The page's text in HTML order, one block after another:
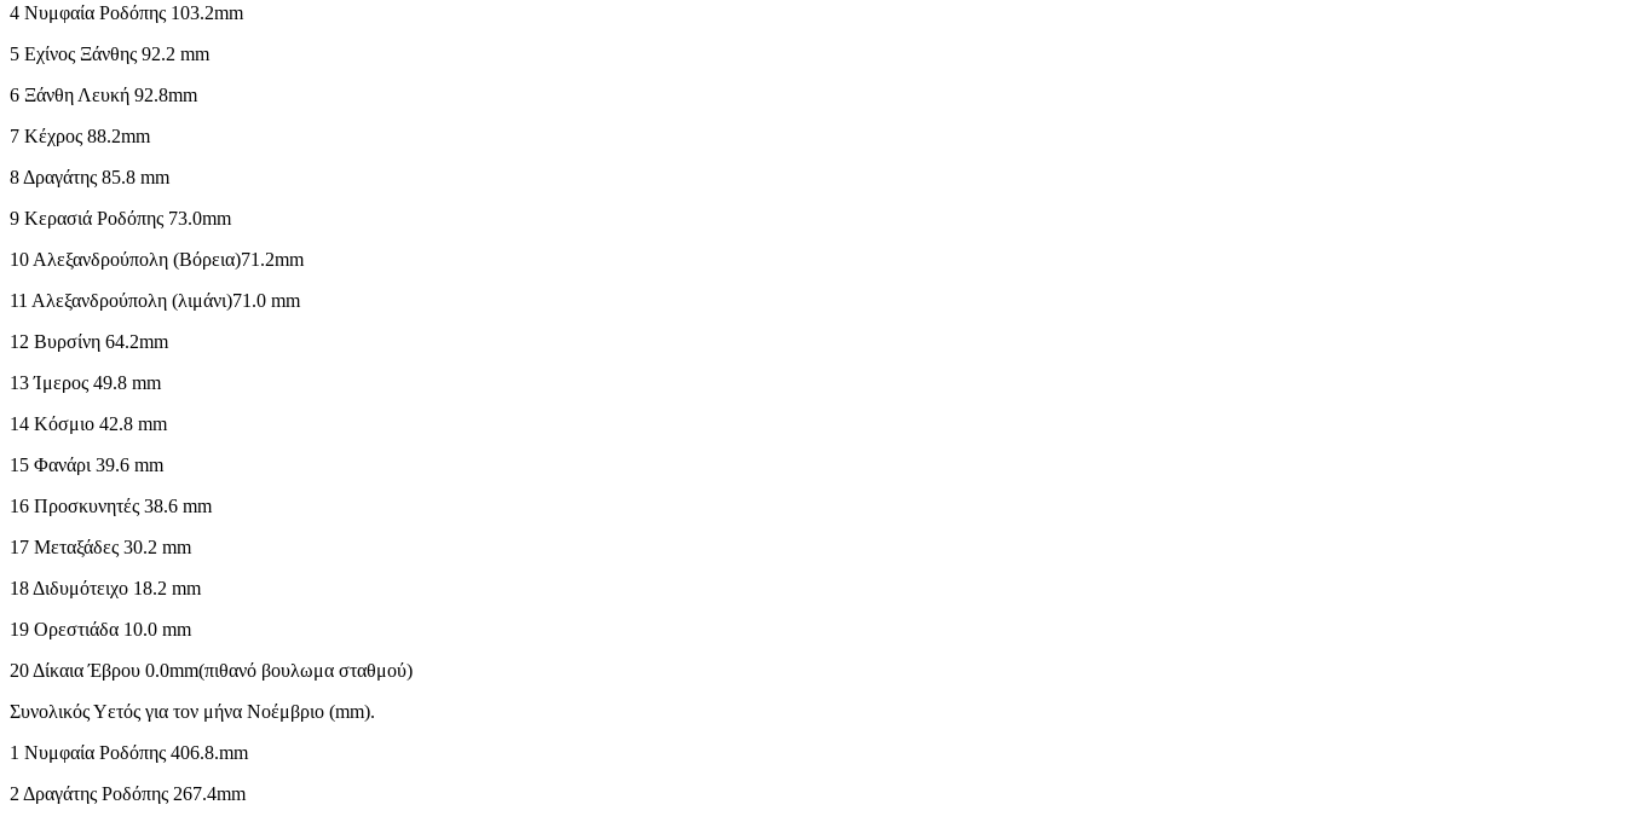
4 Νυμφαία Ροδόπης 103.2mm
5 Εχίνος Ξάνθης 92.2 mm
6 Ξάνθη Λευκή 92.8mm
7 Κέχρος 88.2mm
8 Δραγάτης 85.8 mm
9 Κερασιά Ροδόπης 73.0mm
10 Αλεξανδρούπολη (Βόρεια)71.2mm
11 Αλεξανδρούπολη (λιμάνι)71.0 mm
12 Βυρσίνη 64.2mm
13 Ίμερος 49.8 mm
14 Κόσμιο 42.8 mm
15 Φανάρι 39.6 mm
16 Προσκυνητές 38.6 mm
17 Μεταξάδες 30.2 mm
18 Διδυμότειχο 18.2 mm
19 Ορεστιάδα 10.0 mm
20 Δίκαια Έβρου 0.0mm(πιθανό βουλωμα σταθμού)
Συνολικός Υετός για τον μήνα Νοέμβριο (mm).
1 Νυμφαία Ροδόπης 406.8.mm
2 Δραγάτης Ροδόπης 267.4mm